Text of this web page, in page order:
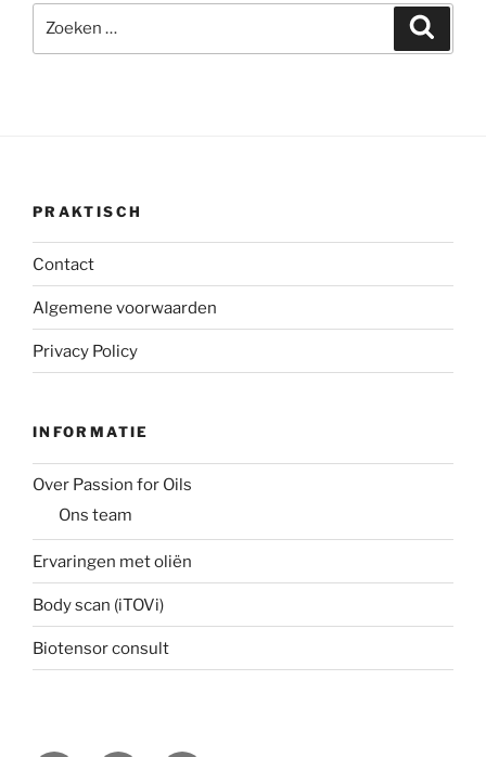
naar:
PRAKTISCH
Contact
Algemene voorwaarden
Privacy Policy
INFORMATIE
Over Passion for Oils
Ons team
Ervaringen met oliën
Body scan (iTOVi)
Biotensor consult